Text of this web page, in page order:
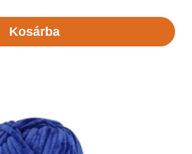
Kosárba